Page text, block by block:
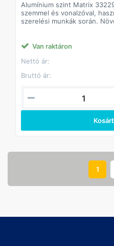
Alumínium szint Matrix
szemmel és vonalzóval,
szerelési munkák során.
fokos szögek tesztelésére, a
A 90 fokos függőleges
buborék-ampullát csak a
használni. Csak az
szemben az ampullával).
A szint tartóssága a
készült háznak köszönhető.
A zárósapkák
szerszámba.
A szinttesten található
vonalzóként használja.
Van raktáron
Nettó ár:
Bruttó ár:
1